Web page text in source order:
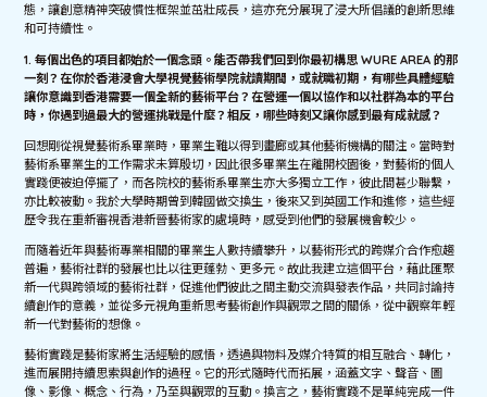
態，讓創意精神突破慣性框架並茁壯成長，這亦充分展現了浸大所倡議的創新思維
和可持續性。
1.每個出色的項目都始於一個念頭。能否帶我們回到你最初構思 WURE AREA的那
一刻？在你於香港浸會大學視覺藝術學院就讀期間，或就職初期，有哪些具體經驗
讓你意識到香港需要一個全新的藝術平台？在營運一個以協作和以社群為本的平台
時，你遇到過最大的營運挑戰是什麼？相反，哪些時刻又讓你感到最有成就感？
回想剛從視覺藝術系畢業時，畢業生難以得到畫廊或其他藝術機構的關注。當時對
藝術系畢業生的工作需求未算殷切，因此很多畢業生在離開校園後，對藝術的個人
實踐便被迫停擺了，而各院校的藝術系畢業生亦大多獨立工作，彼此間甚少聯繫，
亦比較被動。我於大學時期曾到韓國做交換生，後來又到英國工作和進修，這些經
歷令我在重新審視香港新晉藝術家的處境時，感受到他們的發展機會較少。
而隨着近年與藝術專業相關的畢業生人數持續攀升，以藝術形式的跨媒介合作愈趨
普遍，藝術社群的發展也比以往更蓬勃、更多元。故此我建立這個平台，藉此匯聚
新一代與跨領域的藝術社群，促進他們彼此之間主動交流與發表作品，共同討論持
續創作的意義，並從多元視角重新思考藝術創作與觀眾之間的關係，從中觀察年輕
新一代對藝術的想像。
藝術實踐是藝術家將生活經驗的感悟，透過與物料及媒介特質的相互融合、轉化，
進而展開持續思索與創作的過程。它的形式隨時代而拓展，涵蓋文字、聲音、圖
像、影像、概念、行為，乃至與觀眾的互動。換言之，藝術實踐不是單純完成一件